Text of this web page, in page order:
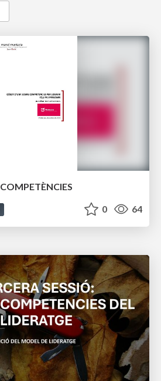
0 64